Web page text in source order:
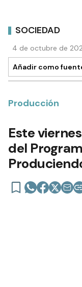
SOCIEDAD
4 de octubre de
Añadir como
Producción
Este
del